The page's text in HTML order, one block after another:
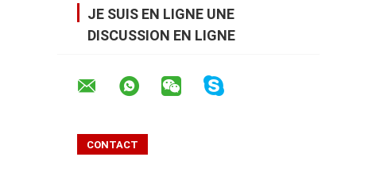
JE SUIS EN LIGNE UNE
DISCUSSION EN LIGNE